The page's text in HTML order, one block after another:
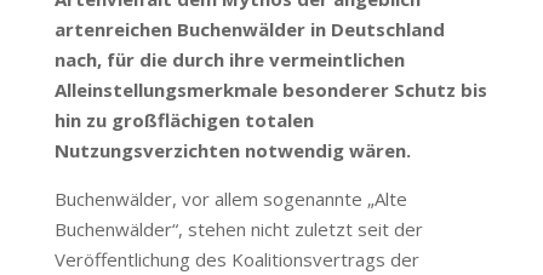
artenreichen Buchenwälder in Deutschland
nach, für die durch ihre vermeintlichen
Alleinstellungsmerkmale besonderer Schutz bis
hin zu großflächigen totalen
Nutzungsverzichten notwendig wären.
Buchenwälder, vor allem sogenannte „Alte
Buchenwälder“, stehen nicht zuletzt seit der
Veröffentlichung des Koalitionsvertrags der